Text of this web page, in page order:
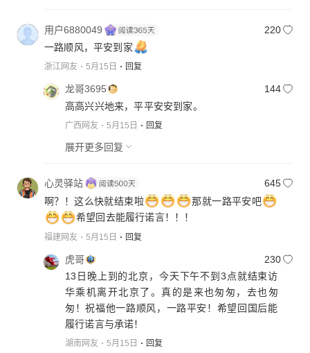
用户6880049
220
一路顺风，平安到家
浙江网友 5月15日 回复
龙哥3695
144
高高兴兴地来，平平安安到家。
广西网友 5月15日 回复
展开更多回复
心灵驿站
645
啊？！这么快就结束啦
那就一路平安吧
希望回去能履行诺言！！！
福建网友 5月15日 回复
虎哥
230
13日晚上到的北京，今天下午不到3点就结束访
华乘机离开北京了。真的是来也匆匆，去也匆
匆！祝福他一路顺风，一路平安！希望回国后能
履行诺言与承诺！
湖南网友 5月15日 回复